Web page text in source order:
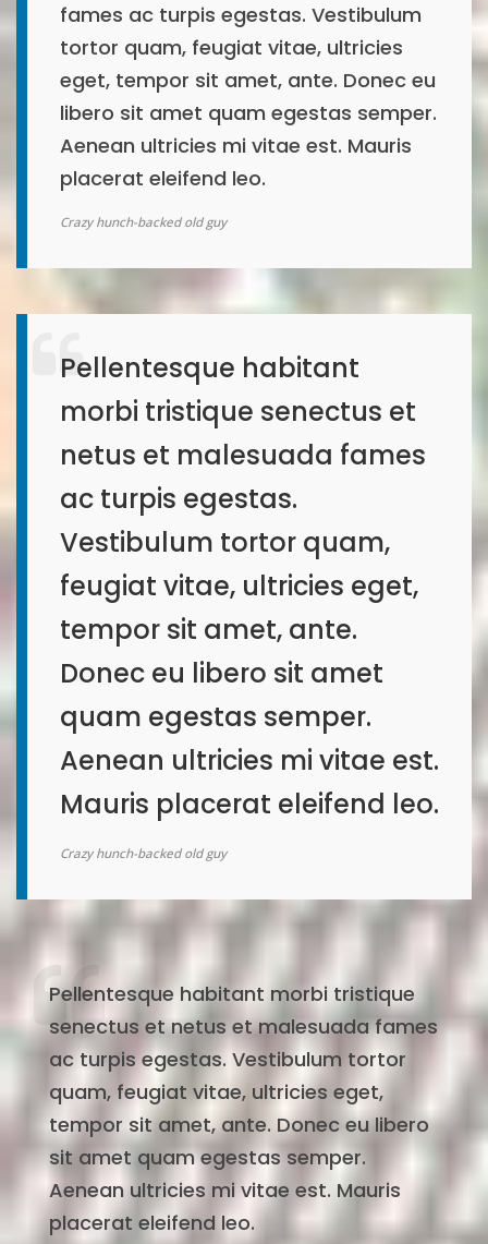
fames ac turpis egestas. Vestibulum
tortor quam, feugiat vitae, ultricies
eget, tempor sit amet, ante. Donec eu
libero sit amet quam egestas semper.
Aenean ultricies mi vitae est. Mauris
placerat eleifend leo.
Crazy hunch-backed old guy
Pellentesque habitant
morbi tristique senectus et
netus et malesuada fames
ac turpis egestas.
Vestibulum tortor quam,
feugiat vitae, ultricies eget,
tempor sit amet, ante.
Donec eu libero sit amet
quam egestas semper.
Aenean ultricies mi vitae est.
Mauris placerat eleifend leo.
Crazy hunch-backed old guy
Pellentesque habitant morbi tristique
senectus et netus et malesuada fames
ac turpis egestas. Vestibulum tortor
quam, feugiat vitae, ultricies eget,
tempor sit amet, ante. Donec eu libero
sit amet quam egestas semper.
Aenean ultricies mi vitae est. Mauris
placerat eleifend leo.